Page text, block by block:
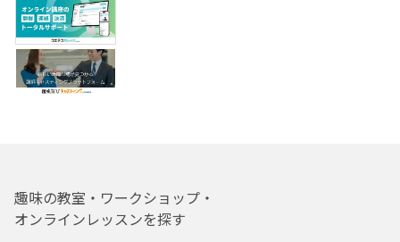
趣味の教室・ワークショップ・
オンラインレッスンを探す